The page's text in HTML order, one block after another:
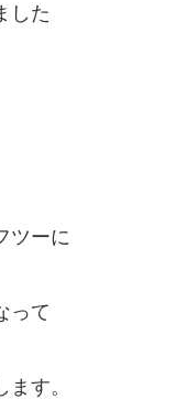
した
ツーに
って
す。